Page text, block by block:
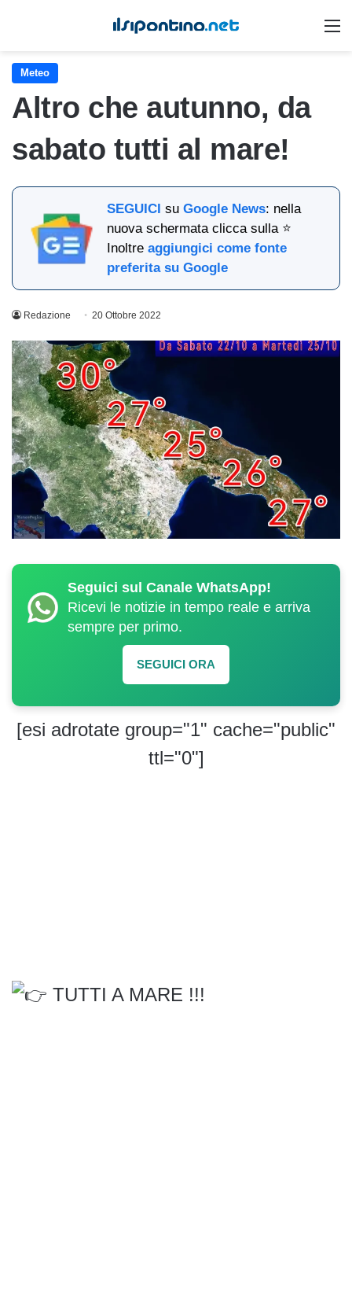
Meteo
Altro che autunno, da
sabato tutti al mare!
SEGUICI suGoogle News: nella
nuova schermata clicca sulla ⭐
Inoltreaggiungici come fonte
preferita su Google
Redazione 20 Ottobre 2022
Seguici sul Canale WhatsApp!
Ricevi le notizie in tempo reale e arriva
sempre per primo.
SEGUICI ORA
[esi adrotate group="1" cache="public"
ttl="0"]
TUTTI A MARE !!!